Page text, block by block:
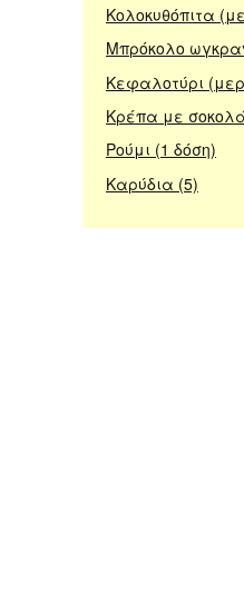
Κολοκυθόπιτα
Μπρόκολο
Κεφαλοτύρι
Κρέπα με
Ρούμι (1 δόση)
Καρύδια (5)